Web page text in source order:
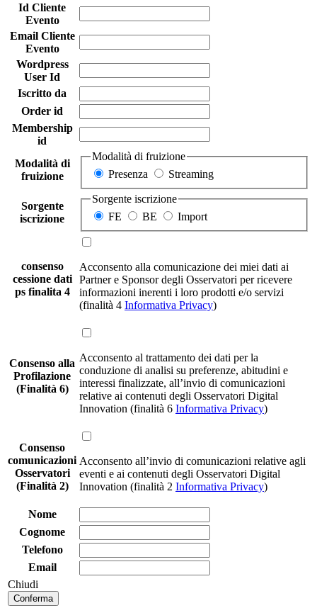
Id Cliente
Evento
Email Cliente
Evento
Wordpress
User Id
Iscritto da
Order id
Membership
id
Modalità di
fruizione
Modalità di fruizione
Presenza
Streaming
Sorgente
iscrizione
Sorgente iscrizione
FE
BE Import
consenso
cessione dati
ps finalita 4
Acconsento alla comunicazione dei miei dati ai
Partner e Sponsor degli Osservatori per ricevere
informazioni inerenti i loro prodotti e/o servizi
(finalità 4 Informativa Privacy)
Consenso alla
Profilazione
(Finalità 6)
Acconsento al trattamento dei dati per la
conduzione di analisi su preferenze, abitudini e
interessi finalizzate, all’invio di comunicazioni
relative ai contenuti degli Osservatori Digital
Innovation (finalità 6 Informativa Privacy)
Consenso
comunicazioni
Osservatori
(Finalità 2)
Acconsento all’invio di comunicazioni relative agli
eventi e ai contenuti degli Osservatori Digital
Innovation (finalità 2 Informativa Privacy)
Nome
Cognome
Telefono
Email
Chiudi